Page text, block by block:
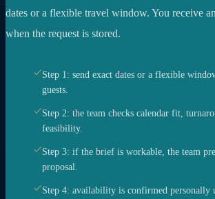
dates or a flexible travel window. You receive
when the request is stored.
Step 1: send exact dates or a flexible
guests.
Step 2: the team checks calendar fit,
feasibility.
Step 3: if the brief is workable, the team
proposal.
Step 4: availability is confirmed personally